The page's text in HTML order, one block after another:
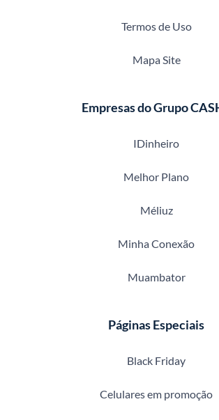
Termos de Uso
Mapa Site
Empresas do Grupo
IDinheiro
Melhor Plano
Méliuz
Minha Conexão
Muambator
Páginas Especiais
Black Friday
Celulares em promoção